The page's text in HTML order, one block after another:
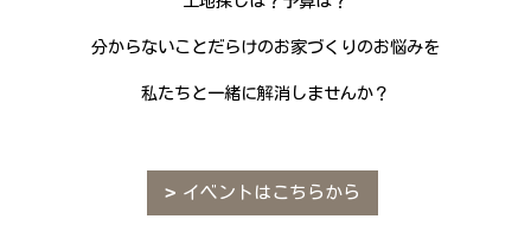
分からないことだらけのお家づくりのお悩みを
私たちと一緒に解消しませんか？
イベントはこちらから